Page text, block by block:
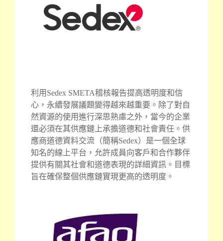
利用Sedex SMETA稽核報告提高透明度和信
心，永續發展議題變得越來越重要。除了對自
然資源的使用進行深思熟慮之外，當今的企業
還必須在其供應鏈上承擔道德和社會責任。供
應商道德資料交流（簡稱Sedex）是一個全球
知名的線上平台，允許成員向客戶和合作夥伴
提供有關其社會和道德表現的詳細資訊。目標
旨在確保整個供應鏈實現更高的透明度。